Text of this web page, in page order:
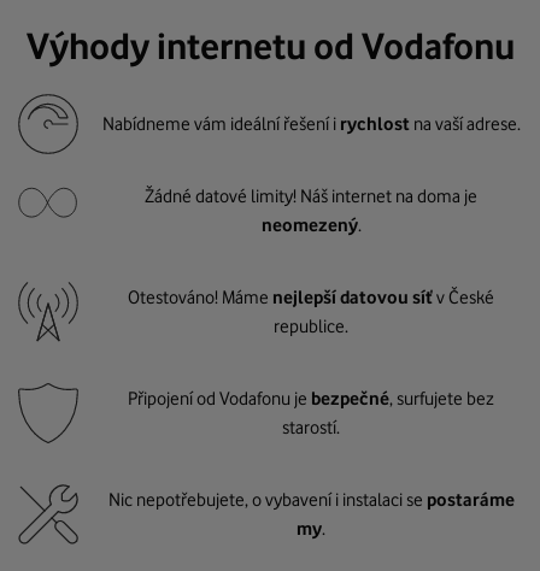
Výhody internetu od Vodafonu
Nabídneme vám ideální řešení i rychlost na vaší adrese.
Žádné datové limity! Náš internet na doma je
neomezený.
Otestováno! Máme nejlepší datovou síťv České
republice.
Připojení od Vodafonu je bezpečné, surfujete bez
starostí.
Nic nepotřebujete, o vybavení i instalaci se postaráme
my.